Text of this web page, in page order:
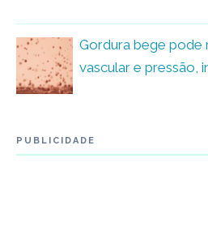
Gordura bege pode
vascular e pressão,
PUBLICIDADE